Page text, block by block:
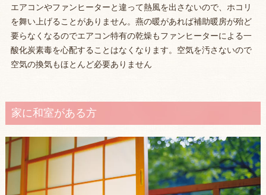
エアコンやファンヒーターと違って熱風を出さないので、ホコリ
を舞い上げることがありません。燕の暖があれば補助暖房が殆ど
要らなくなるのでエアコン特有の乾燥もファンヒーターによる一
酸化炭素毒を心配することはなくなります。空気を汚さないので
空気の換気もほとんど必要ありません
家に和室がある方